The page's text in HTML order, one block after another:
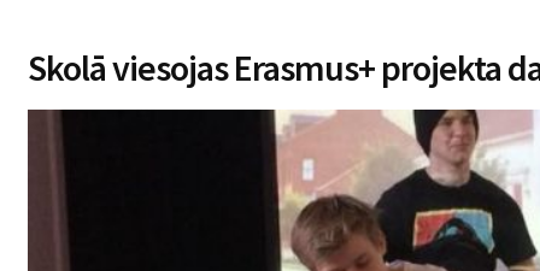
Skolā viesojas Erasmus+ projekta